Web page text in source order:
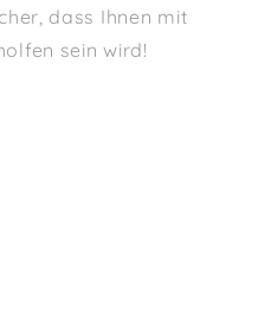
dass Ihnen mit
sein wird!